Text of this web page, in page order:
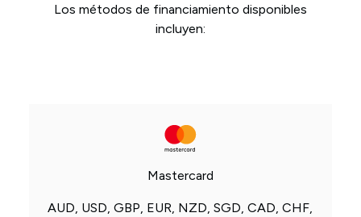
Los métodos de financiamiento disponibles
incluyen:
Mastercard
AUD, USD, GBP, EUR, NZD, SGD, CAD, CHF,